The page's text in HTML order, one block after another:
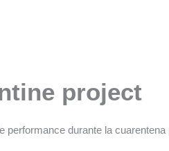
project
performance durante la